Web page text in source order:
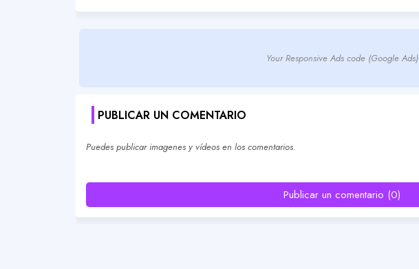
Your Responsive Ads code (Google Ads)
PUBLICAR UN COMENTARIO
Puedes publicar imagenes y vídeos en los comentarios.
Publicar un comentario (0)